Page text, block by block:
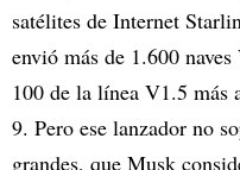
satélites de Internet
envió más de 1.600
100 de la línea V1.5 más
9. Pero ese lanzador no
grandes, que Musk